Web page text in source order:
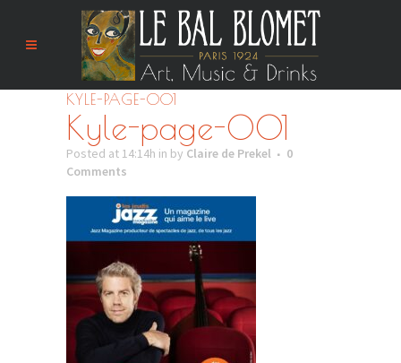
KYLE-PAGE-001
Kyle-page-001
Posted at 14:14h in by Claire de Prekel
0
Comments